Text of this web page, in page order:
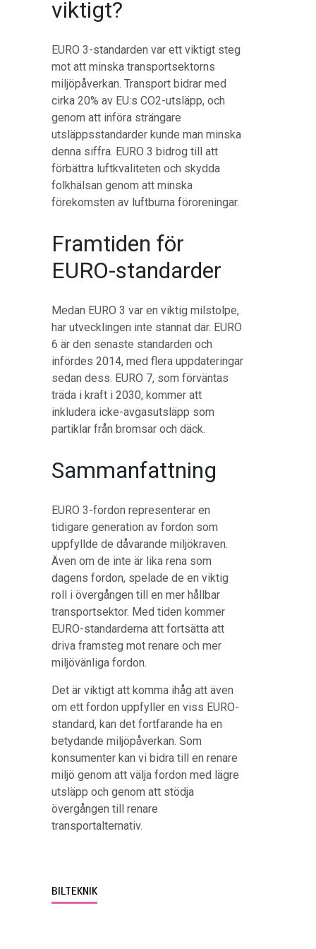
viktigt?
EURO 3-standarden var ett viktigt steg
mot att minska transportsektorns
miljöpåverkan. Transport bidrar med
cirka 20% av EU:s CO2-utsläpp, och
genom att införa strängare
utsläppsstandarder kunde man minska
denna siffra. EURO 3 bidrog till att
förbättra luftkvaliteten och skydda
folkhälsan genom att minska
förekomsten av luftburna föroreningar.
Framtiden för
EURO-standarder
Medan EURO 3 var en viktig milstolpe,
har utvecklingen inte stannat där. EURO
6 är den senaste standarden och
infördes 2014, med flera uppdateringar
sedan dess. EURO 7, som förväntas
träda i kraft i 2030, kommer att
inkludera icke-avgasutsläpp som
partiklar från bromsar och däck.
Sammanfattning
EURO 3-fordon representerar en
tidigare generation av fordon som
uppfyllde de dåvarande miljökraven.
Även om de inte är lika rena som
dagens fordon, spelade de en viktig
roll i övergången till en mer hållbar
transportsektor. Med tiden kommer
EURO-standarderna att fortsätta att
driva framsteg mot renare och mer
miljövänliga fordon.
Det är viktigt att komma ihåg att även
om ett fordon uppfyller en viss EURO-
standard, kan det fortfarande ha en
betydande miljöpåverkan. Som
konsumenter kan vi bidra till en renare
miljö genom att välja fordon med lägre
utsläpp och genom att stödja
övergången till renare
transportalternativ.
BILTEKNIK